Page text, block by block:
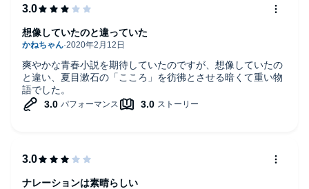
爽やかな青春小説を期待していたのですが、想像していたの
と違い、夏目漱石の「こころ」を彷彿とさせる暗くて重い物
語でした。
想像していたのと違っていた
ナレーションは素晴らしい